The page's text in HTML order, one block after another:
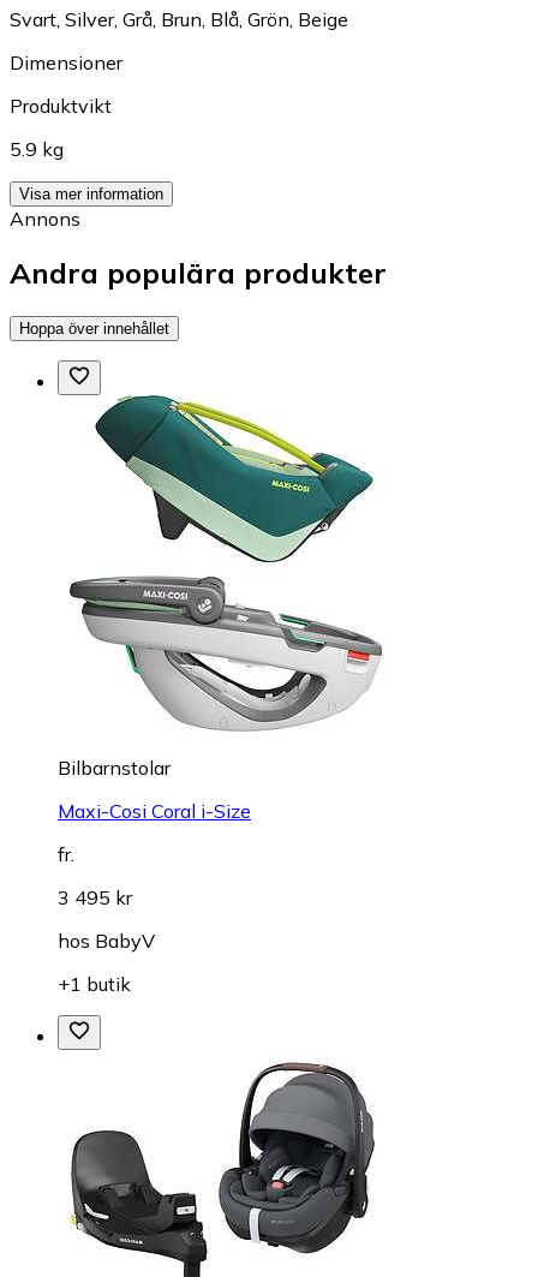
Svart, Silver, Grå, Brun, Blå, Grön, Beige
Dimensioner
Produktvikt
5.9 kg
Visa mer information
Annons
Andra populära produkter
Hoppa över innehållet
Bilbarnstolar
Maxi-Cosi Coral i-Size
fr.
3 495 kr
hos BabyV
+1 butik